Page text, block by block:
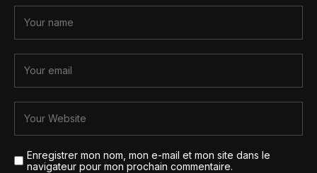
Enregistrer mon nom, mon e-mail et mon site dans le
navigateur pour mon prochain commentaire.